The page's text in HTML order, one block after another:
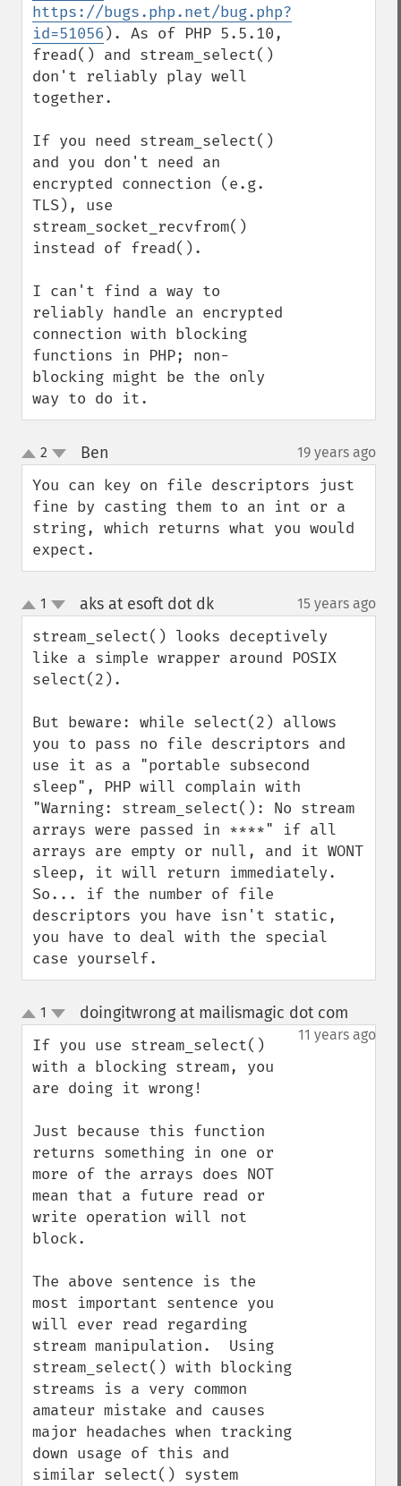
https://bugs.php.net/bug.php?
id=51056 ). As of PHP 5.5.10,
fread() and stream_select()
don't reliably play well
together.
If you need stream_select()
and you don't need an
encrypted connection (e.g.
TLS), use
stream_socket_recvfrom()
instead of fread().
I can't find a way to
reliably handle an encrypted
connection with blocking
functions in PHP; non-
blocking might be the only
way to do it.
up
down
2 Ben 19 years ago
You can key on file descriptors just
fine by casting them to an int or a
string, which returns what you would
expect.
up
down
1 aks at esoft dot dk¶ 15 years ago
stream_select() looks deceptively
like a simple wrapper around POSIX
select(2).
But beware: while select(2) allows
you to pass no file descriptors and
use it as a "portable subsecond
sleep", PHP will complain with
"Warning: stream_select(): No stream
arrays were passed in ****" if all
arrays are empty or null, and it WONT
sleep, it will return immediately.
So... if the number of file
descriptors you have isn't static,
you have to deal with the special
case yourself.
up
down
1 doingitwrong at mailismagic dot com
11 years ago
If you use stream_select()
with a blocking stream, you
are doing it wrong!
Just because this function
returns something in one or
more of the arrays does NOT
mean that a future read or
write operation will not
block.
The above sentence is the
most important sentence you
will ever read regarding
stream manipulation.  Using
stream_select() with blocking
streams is a very common
amateur mistake and causes
major headaches when tracking
down usage of this and
similar select() system